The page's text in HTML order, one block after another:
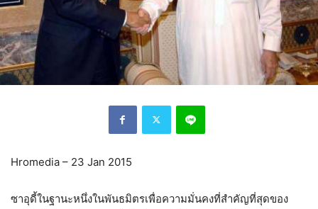
Hromedia – 23 Jan 2015
ซาอุดี้ในฐานะหนึ่งในพันธมิตรเพื่อความมั่นคงที่สำคัญที่สุดของ